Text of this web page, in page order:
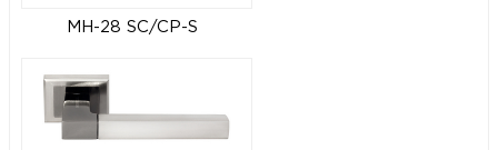
MH-28 SC/CP-S